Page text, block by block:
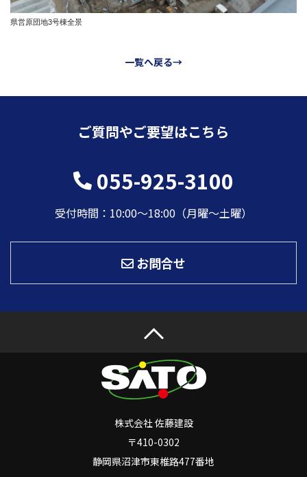
県営原団地3号棟全景
一覧へ戻る→
ご質問やご要望はこちら
055-925-3100
受付時間：10:00〜18:00（月曜～土曜）
お問合せ
株式会社 佐藤建設
〒410-0302
静岡県沼津市東椎路477番地